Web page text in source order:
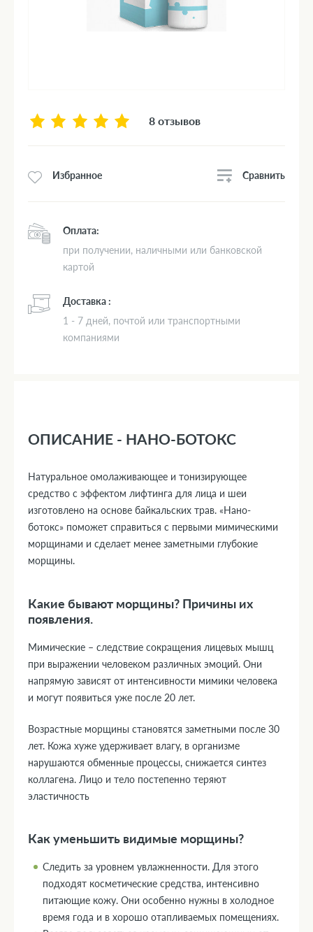
8 отзывов
Избранное Сравнить
Оплата:
при получении, наличными или банковской
картой
Доставка :
1 - 7 дней, почтой или транспортными
компаниями
ОПИСАНИЕ - НАНО-БОТОКС
Натуральное омолаживающее и тонизирующее
средство с эффектом лифтинга для лица и шеи
изготовлено на основе байкальских трав. «Нано-
ботокс» поможет справиться с первыми мимическими
морщинами и сделает менее заметными глубокие
морщины.
Какие бывают морщины? Причины их
появления.
Мимические – следствие сокращения лицевых мышц
при выражении человеком различных эмоций. Они
напрямую зависят от интенсивности мимики человека
и могут появиться уже после 20 лет.
Возрастные морщины становятся заметными после 30
лет. Кожа хуже удерживает влагу, в организме
нарушаются обменные процессы, снижается синтез
коллагена. Лицо и тело постепенно теряют
эластичность
Как уменьшить видимые морщины?
Следить за уровнем увлажненности. Для этого
подходят косметические средства, интенсивно
питающие кожу. Они особенно нужны в холодное
время года и в хорошо отапливаемых помещениях.